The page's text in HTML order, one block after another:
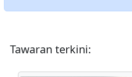
Tawaran terkini: